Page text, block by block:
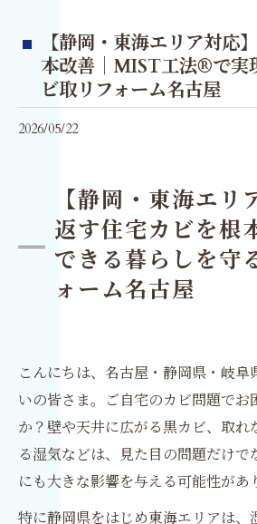
【静岡・東海エリア対応
本改善｜MIST工法®で実
ビ取リフォーム名古屋
2026/05/22
【静岡・東海エリ
返す住宅カビを根
できる暮らしを守
ォーム名古屋
こんにちは、名古屋・静岡県・岐阜
いの皆さま。ご自宅のカビ問題でお
か？壁や天井に広がる黒カビ、取れ
る湿気などは、見た目の問題だけで
にも大きな影響を与える可能性があ
特に静岡県をはじめ東海エリアは、